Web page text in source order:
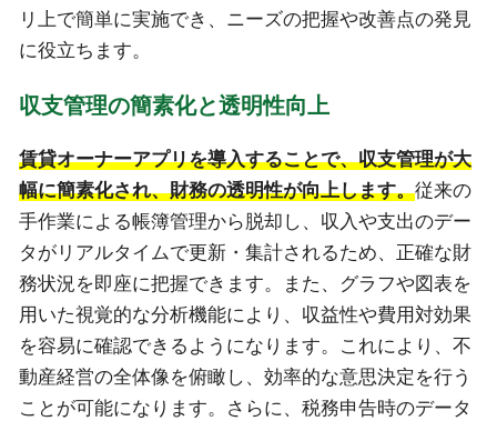
リ上で簡単に実施でき、ニーズの把握や改善点の発見
に役立ちます。
収支管理の簡素化と透明性向上
賃貸オーナーアプリを導入することで、収支管理が大
幅に簡素化され、財務の透明性が向上します。従来の
手作業による帳簿管理から脱却し、収入や支出のデー
タがリアルタイムで更新・集計されるため、正確な財
務状況を即座に把握できます。また、グラフや図表を
用いた視覚的な分析機能により、収益性や費用対効果
を容易に確認できるようになります。これにより、不
動産経営の全体像を俯瞰し、効率的な意思決定を行う
ことが可能になります。さらに、税務申告時のデータ